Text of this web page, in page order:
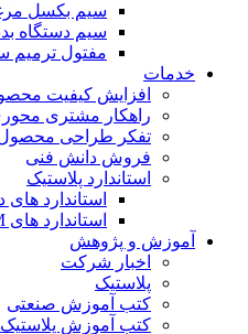
سیم بکسل
سیم دستگاه
مفتول ترمیم
خدمات
افزایش کیفیت
راهکار مشتری
تفکر طراحی
فروش دانش فنی
استاندارد پلاستیک
استاندارد های
استاندارد های ASTM
آموزش و پژوهش
اخبار شرکت
پلاستیک
کتب آموزش صنعتی
کتب آموزش پلاستیک